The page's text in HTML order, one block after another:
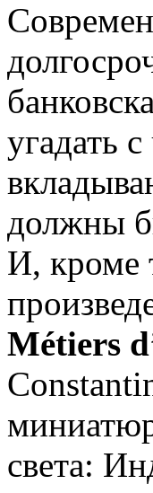
угадать
должны
И, кроме
Métiers
света: